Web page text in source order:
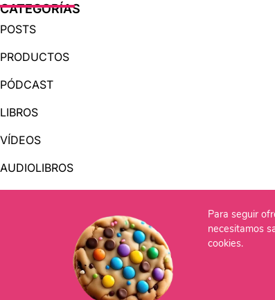
CATEGORÍAS
POSTS
PRODUCTOS
PÓDCAST
LIBROS
VÍDEOS
AUDIOLIBROS
OTRAS PÁGINAS
QUIÉNES SOMOS
Para seguir
necesitamos
cookies.